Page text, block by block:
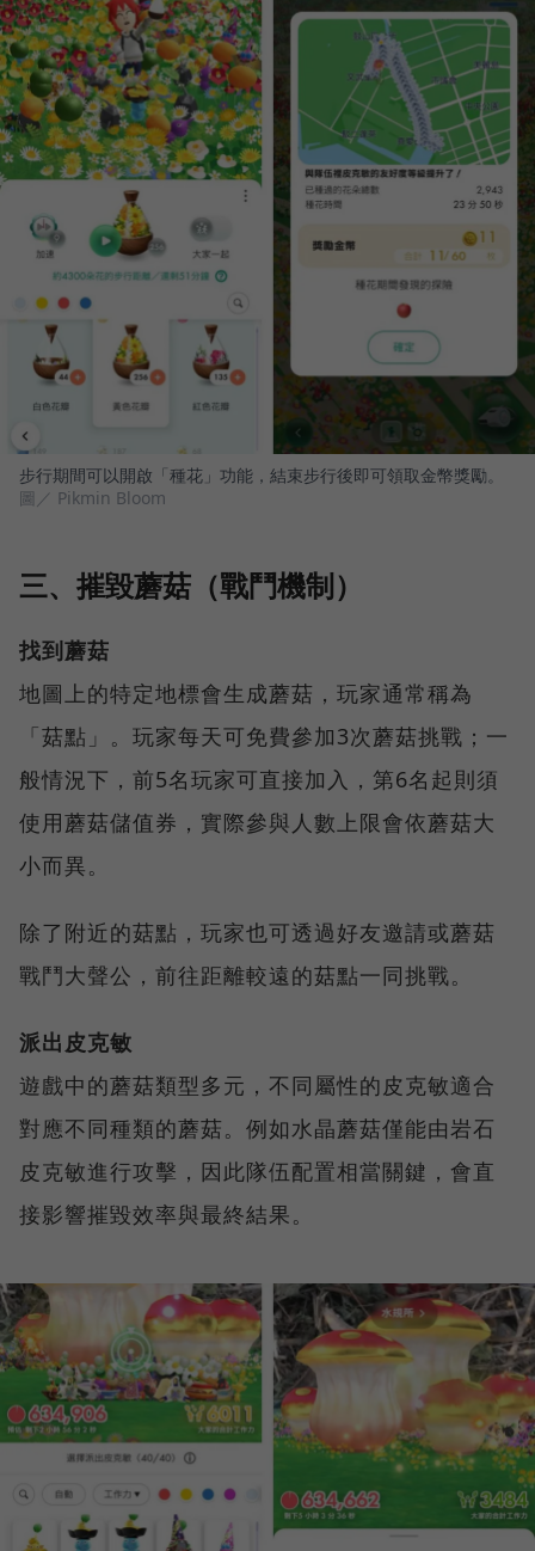
步行期間可以開啟「種花」功能，結束步行後即可領取金幣獎勵。
圖／ Pikmin Bloom
三、摧毀蘑菇（戰鬥機制）
找到蘑菇
地圖上的特定地標會生成蘑菇，玩家通常稱為
「菇點」。玩家每天可免費參加3次蘑菇挑戰；一
般情況下，前5名玩家可直接加入，第6名起則須
使用蘑菇儲值券，實際參與人數上限會依蘑菇大
小而異。
除了附近的菇點，玩家也可透過好友邀請或蘑菇
戰鬥大聲公，前往距離較遠的菇點一同挑戰。
派出皮克敏
遊戲中的蘑菇類型多元，不同屬性的皮克敏適合
對應不同種類的蘑菇。例如水晶蘑菇僅能由岩石
皮克敏進行攻擊，因此隊伍配置相當關鍵，會直
接影響摧毀效率與最終結果。